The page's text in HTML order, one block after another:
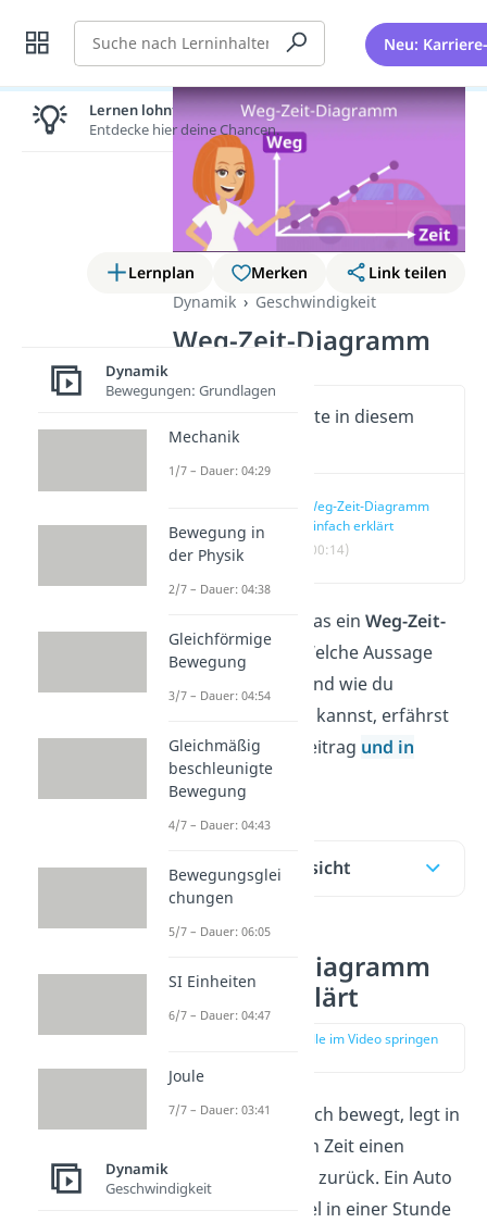
Suche Neu:
Lernplan Merken
Link teilen
Dynamik
Geschwindigkeit
Weg-Zeit-Diagramm
Wichtige Inhalte in diesem
Video
Weg-Zeit-Diagramm
einfach erklärt
(00:14)
Du fragst dich, was ein Weg-Zeit-
Diagrammist? Welche Aussage
dahinter steckt und wie du
es interpretieren kannst, erfährst
du in unserem Beitrag und in
unserem Video
Inhaltsübersicht
Weg-Zeit-Diagramm
einfach erklärt
zur Stelle im Video springen
Ein Körper, der sich bewegt, legt in
einer bestimmten Zeit einen
bestimmten Weg zurück. Ein Auto
kann zum Beispiel in einer Stunde
Lernen lohnt sich!
Entdecke hier deine Chancen.
Dynamik
Bewegungen: Grundlagen
Mechanik
1/7 – Dauer: 04:29
Bewegung in
der Physik
2/7 – Dauer: 04:38
Gleichförmige
Bewegung
3/7 – Dauer: 04:54
Gleichmäßig
beschleunigte
Bewegung
4/7 – Dauer: 04:43
Bewegungsglei
chungen
5/7 – Dauer: 06:05
SI Einheiten
6/7 – Dauer: 04:47
Joule
7/7 – Dauer: 03:41
Dynamik
Geschwindigkeit